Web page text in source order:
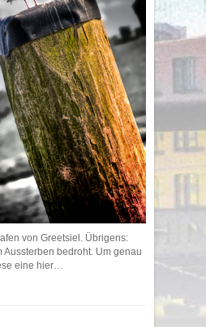
von Greetsiel. Übrigens:
Aussterben bedroht. Um genau
eine hier…